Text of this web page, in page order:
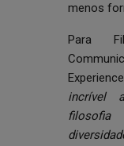
menos
Para
incrível